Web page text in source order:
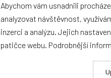
Abychom vám usnadnili
analyzovat návštěvnost,
inzerci a analýzu. Jejich
patičce webu. Podrobnější